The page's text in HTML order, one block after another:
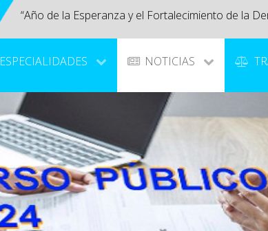
“Año de la Esperanza y el Fortalecimiento de la
ESPECIALIDADES NOTICIAS